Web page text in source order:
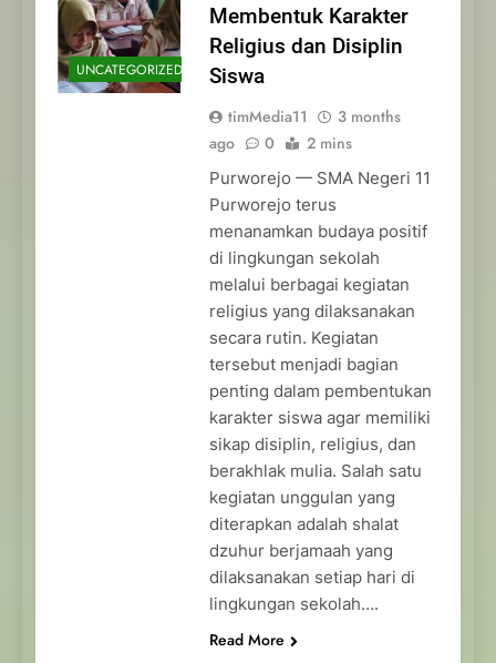
UNCATEGORIZED
Membentuk Karakter
Religius dan Disiplin
Siswa
timMedia11
3 months
ago
0 2 mins
Purworejo — SMA Negeri 11
Purworejo terus
menanamkan budaya positif
di lingkungan sekolah
melalui berbagai kegiatan
religius yang dilaksanakan
secara rutin. Kegiatan
tersebut menjadi bagian
penting dalam pembentukan
karakter siswa agar memiliki
sikap disiplin, religius, dan
berakhlak mulia. Salah satu
kegiatan unggulan yang
diterapkan adalah shalat
dzuhur berjamaah yang
dilaksanakan setiap hari di
lingkungan sekolah….
Read More